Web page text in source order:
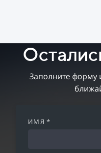
Заполните форму
ИМЯ *